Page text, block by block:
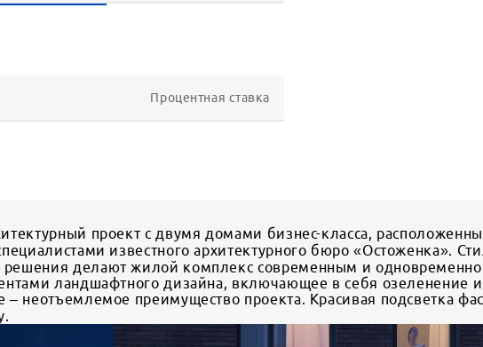
Процентная ставка
проект с двумя домами бизнес-класса,
известного архитектурного бюро «Остоженка».
делают жилой комплекс современным и
ландшафтного дизайна, включающее в себя озеленение
неотъемлемое преимущество проекта. Красивая подсветка